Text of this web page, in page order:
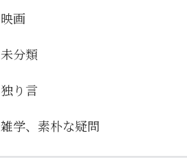
映画
未分類
独り言
雑学、素朴な疑問